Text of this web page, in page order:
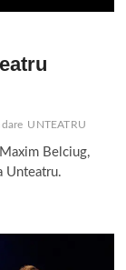
UNTEATRU
Belciug,
Unteatru.